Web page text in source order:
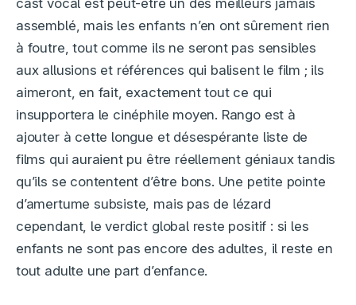
assemblé, mais les enfants n’en ont sûrement rien
à foutre, tout comme ils ne seront pas sensibles
aux allusions et références qui balisent le film ; ils
aimeront, en fait, exactement tout ce qui
insupportera le cinéphile moyen. Rango est à
ajouter à cette longue et désespérante liste de
films qui auraient pu être réellement géniaux tandis
qu’ils se contentent d’être bons. Une petite pointe
d’amertume subsiste, mais pas de lézard
cependant, le verdict global reste positif : si les
enfants ne sont pas encore des adultes, il reste en
tout adulte une part d’enfance.